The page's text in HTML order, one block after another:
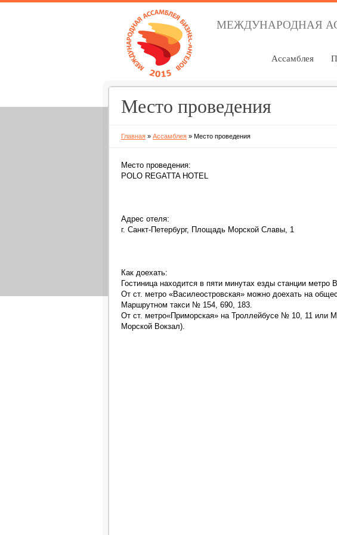
МЕЖДУНАРОДНАЯ
Ассамблея
Место проведения
Главная » Ассамблея » Место проведения
Место проведения:
POLO REGATTA HOTEL
Адрес отеля:
г. Санкт-Петербург, Площадь Морской Славы, 1
Как доехать:
Гостиница находится в пяти минутах езды станции метро
От ст. метро «Василеостровская» можно доехать на
Маршрутном такси № 154, 690, 183.
От ст. метро«Приморская» на Троллейбусе № 10, 11 или
Морской Вокзал).